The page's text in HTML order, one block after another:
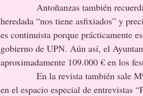
Antoñanzas también recuerda
heredada “nos tiene asfixiados” y
es continuista porque prácticamente
gobierno de UPN. Aún así, el
aproximadamente 109.000 € en los
En la revista también sale Mª
en el espacio especial de entrevistas